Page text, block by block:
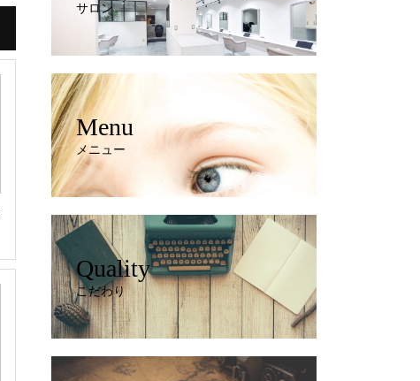
サロン
Menu
メニュー
Quality
こだわり